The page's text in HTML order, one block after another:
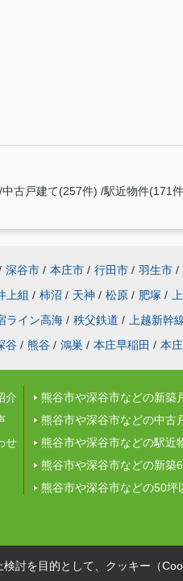
中古戸建て(257件) 駅近物件(171
深谷市 / 本庄市 / 行田市 / 羽生市 /
上組 / 柿沼 / 天神 / 松原 / 肥塚 /
ライン高海 / 秩父鉄道 / 上越新幹
谷 / 熊谷 / 鴻巣 / 本庄早稲田 / 本庄
介
せ
熊谷市や深谷市などの新築
熊谷市や深谷市などの中古
熊谷市や深谷市などの駅近
熊谷市や深谷市などの新築
熊谷市や深谷市などの50坪
討を目的として、クッキー（